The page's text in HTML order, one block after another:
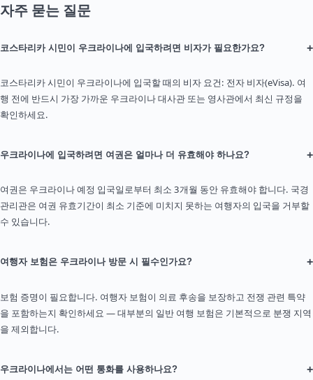
자주 묻는 질문
코스타리카 시민이 우크라이나에 입국하려면 비자가 필요한가요? +
코스타리카 시민이 우크라이나에 입국할 때의 비자 요건: 전자 비자(eVisa). 여
행 전에 반드시 가장 가까운 우크라이나 대사관 또는 영사관에서 최신 규정을
확인하세요.
우크라이나에 입국하려면 여권은 얼마나 더 유효해야 하나요? +
여권은 우크라이나 예정 입국일로부터 최소 3개월 동안 유효해야 합니다. 국경
관리관은 여권 유효기간이 최소 기준에 미치지 못하는 여행자의 입국을 거부할
수 있습니다.
여행자 보험은 우크라이나 방문 시 필수인가요? +
보험 증명이 필요합니다. 여행자 보험이 의료 후송을 보장하고 전쟁 관련 특약
을 포함하는지 확인하세요 — 대부분의 일반 여행 보험은 기본적으로 분쟁 지역
을 제외합니다.
우크라이나에서는 어떤 통화를 사용하나요? +